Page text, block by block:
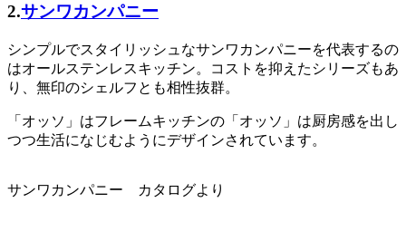
2.サンワカンパニー
シンプルでスタイリッシュなサンワカンパニーを代表するの
はオールステンレスキッチン。コストを抑えたシリーズもあ
り、無印のシェルフとも相性抜群。
「オッソ」はフレームキッチンの「オッソ」は厨房感を出し
つつ生活になじむようにデザインされています。
サンワカンパニー カタログより